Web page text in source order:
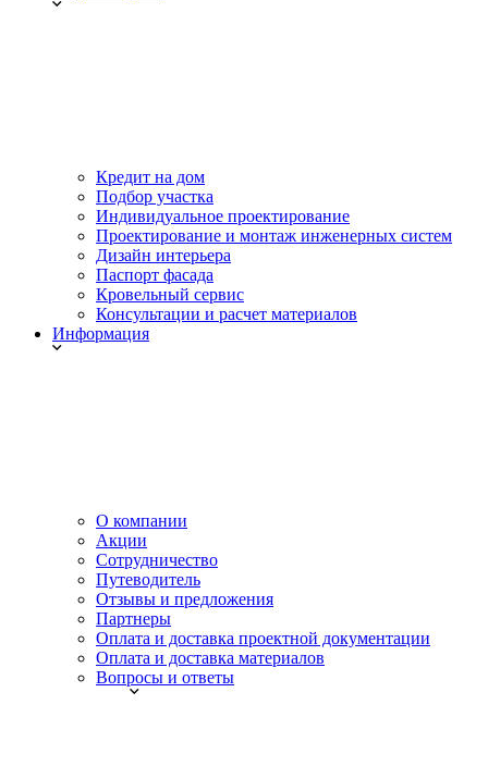
Кредит на дом
Подбор участка
Индивидуальное проектирование
Проектирование и монтаж инженерных систем
Дизайн интерьера
Паспорт фасада
Кровельный сервис
Консультации и расчет материалов
Информация
О компании
Акции
Сотрудничество
Путеводитель
Отзывы и предложения
Партнеры
Оплата и доставка проектной документации
Оплата и доставка материалов
Вопросы и ответы